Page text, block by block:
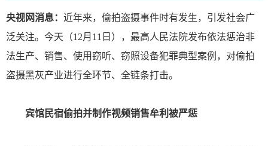
央视网消息： 近年来，偷拍盗摄事件时有发生，引发社会广
泛关注。今天（12月11日），最高人民法院发布依法惩治非
法生产、销售、使用窃听、窃照设备犯罪典型案例，对偷拍
盗摄黑灰产业进行全环节、全链条打击。
宾馆民宿偷拍并制作视频销售牟利被严惩